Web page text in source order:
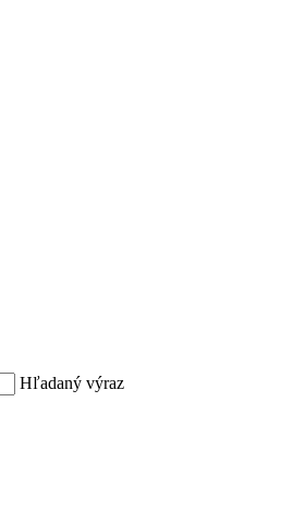
Hľadaný výraz